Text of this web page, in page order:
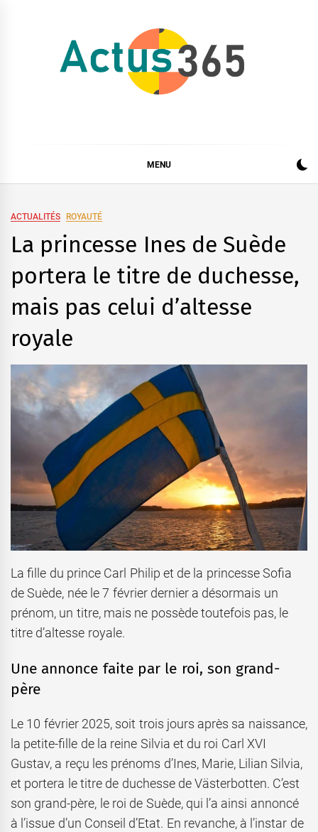
MENU
ACTUALITÉS ROYAUTÉ
La princesse Ines de Suède
portera le titre de duchesse,
mais pas celui d’altesse
royale
La fille du prince Carl Philip et de la princesse Sofia
de Suède, née le 7 février dernier a désormais un
prénom, un titre, mais ne possède toutefois pas, le
titre d’altesse royale.
Une annonce faite par le roi, son grand-
père
Le 10 février 2025, soit trois jours après sa naissance,
la petite-fille de la reine Silvia et du roi Carl XVI
Gustav, a reçu les prénoms d’Ines, Marie, Lilian Silvia,
et portera le titre de duchesse de Västerbotten. C’est
son grand-père, le roi de Suède, qui l’a ainsi annoncé
à l’issue d’un Conseil d’Etat. En revanche, à l’instar de